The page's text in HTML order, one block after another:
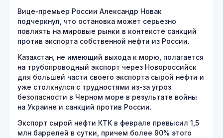
Вице-премьер России Александр Новак
подчеркнул, что остановка может серьезно
повлиять на мировые рынки в контексте санкций
против экспорта собственной нефти из России.
Казахстан, не имеющий выхода к морю, полагается
на трубопроводный экспорт через Новороссийск
для большей части своего экспорта сырой нефти и
уже столкнулся с трудностями из-за угроз
безопасности в Черном море в результате войны
на Украине и санкций против России.
Экспорт сырой нефти КТК в феврале превысил 1,5
млн баррелей в сутки, причем более 90% этого